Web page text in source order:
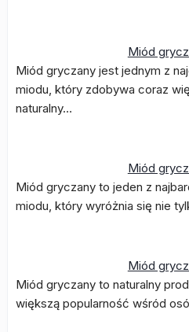
Miód
Miód gryczany jest jednym z
miodu, który zdobywa coraz
naturalny…
Miód
Miód gryczany to jeden z
miodu, który wyróżnia się nie
Miód
Miód gryczany to naturalny
większą popularność wśród